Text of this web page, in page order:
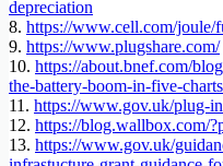
depreciation
8. https://www.cell.com/joule/
9. https://www.plugshare.com/
10. https://about.bnef.com/
the-battery-boom-in-five-
11. https://www.gov.uk/plug-
12. https://blog.wallbox.com/
13. https://www.gov.uk/